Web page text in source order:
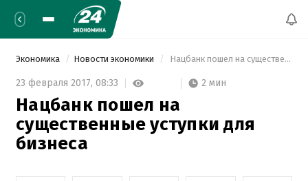
Экономика Новости экономики Нацбанк пошел на существенные уступки для бизнеса
23 февраля 2017, 08:33 2 мин
Нацбанк пошел на
существенные уступки для
бизнеса